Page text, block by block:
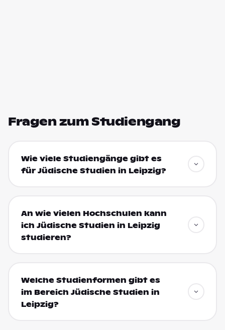
Fragen zum Studiengang
Wie viele Studiengänge gibt es
für Jüdische Studien in Leipzig?
An wie vielen Hochschulen kann
ich Jüdische Studien in Leipzig
studieren?
Welche Studienformen gibt es
im Bereich Jüdische Studien in
Leipzig?